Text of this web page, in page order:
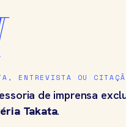
ENTREVISTA OU
de imprensa
Takata.